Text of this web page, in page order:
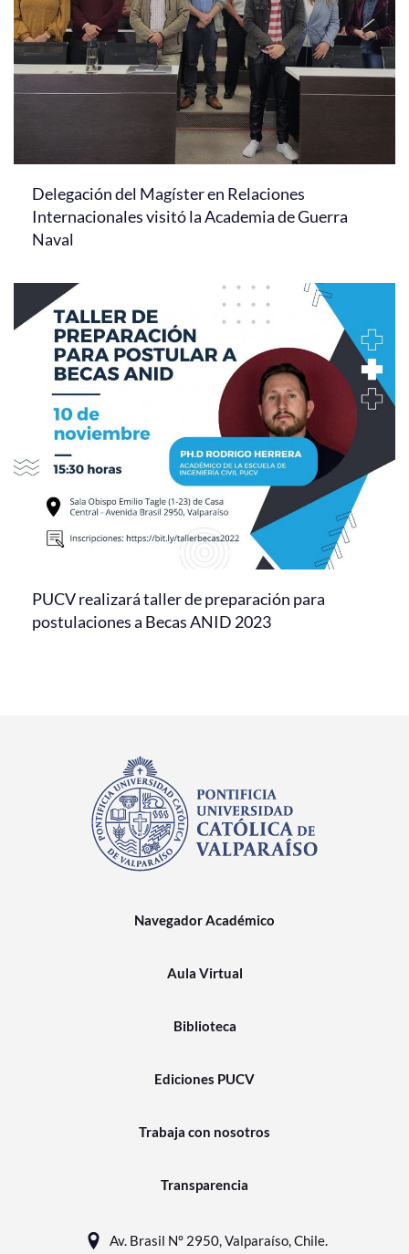
Delegación del Magíster en Relaciones
Internacionales visitó la Academia de Guerra
Naval
PUCV realizará taller de preparación para
postulaciones a Becas ANID 2023
Navegador Académico
Aula Virtual
Biblioteca
Ediciones PUCV
Trabaja con nosotros
Transparencia
Av. Brasil N° 2950, Valparaíso, Chile.